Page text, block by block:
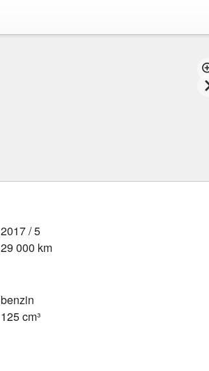
2017 / 5
29 000 km
benzin
125 cm³